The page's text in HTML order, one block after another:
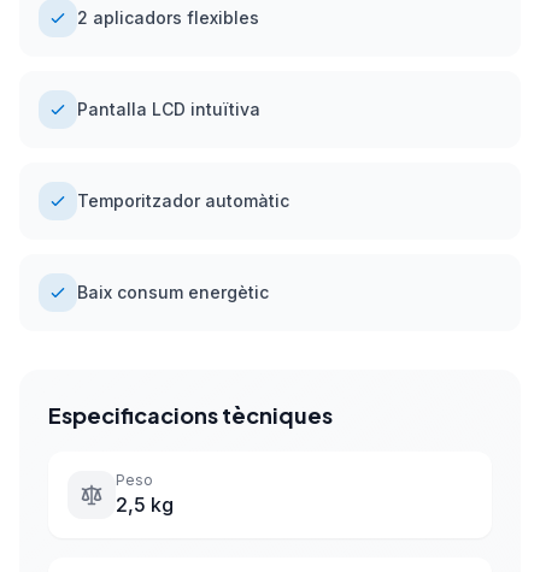
2 aplicadors flexibles
Pantalla LCD intuïtiva
Temporitzador automàtic
Baix consum energètic
Especificacions tècniques
Peso
2,5 kg